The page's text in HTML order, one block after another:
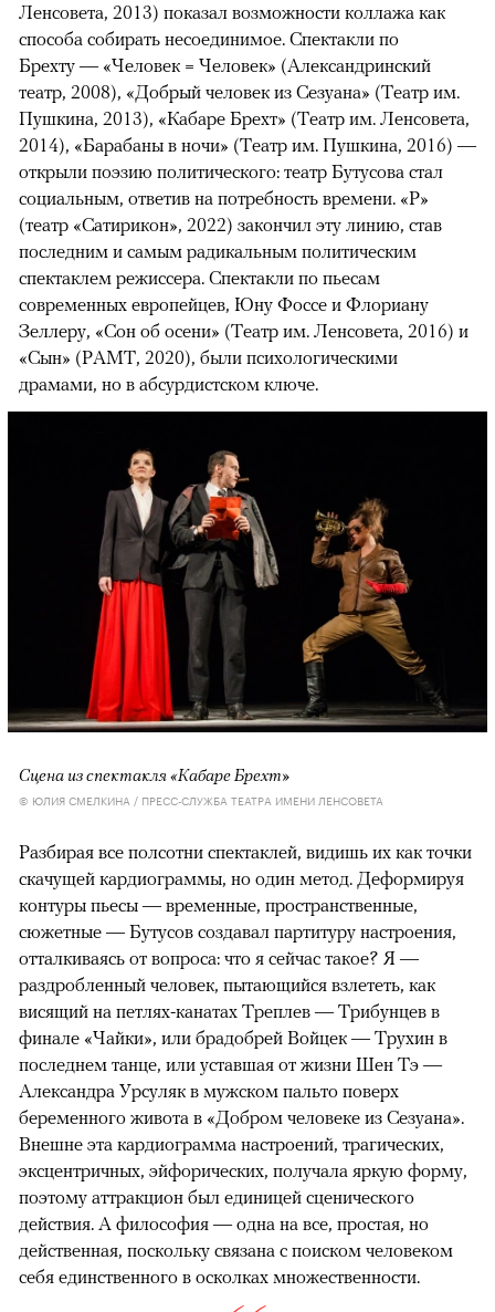
Ленсовета, 2013) показал возможности коллажа как
способа собирать несоединимое. Спектакли по
Брехту — «Человек = Человек» (Александринский
театр, 2008), «Добрый человек из Сезуана» (Театр им.
Пушкина, 2013), «Кабаре Брехт» (Театр им. Ленсовета,
2014), «Барабаны в ночи» (Театр им. Пушкина, 2016) —
открыли поэзию политического: театр Бутусова стал
социальным, ответив на потребность времени. «Р»
(театр «Сатирикон», 2022) закончил эту линию, став
последним и самым радикальным политическим
спектаклем режиссера. Спектакли по пьесам
современных европейцев, Юну Фоссе и Флориану
Зеллеру, «Сон об осени» (Театр им. Ленсовета, 2016) и
«Сын» (РАМТ, 2020), были психологическими
драмами, но в абсурдистском ключе.
Сцена из спектакля «Кабаре Брехт»
© ЮЛИЯ СМЕЛКИНА / ПРЕСС-СЛУЖБА ТЕАТРА ИМЕНИ ЛЕНСОВЕТА
Разбирая все полсотни спектаклей, видишь их как точки
скачущей кардиограммы, но один метод. Деформируя
контуры пьесы — временные, пространственные,
сюжетные — Бутусов создавал партитуру настроения,
отталкиваясь от вопроса: что я сейчас такое? Я —
раздробленный человек, пытающийся взлететь, как
висящий на петлях-канатах Треплев — Трибунцев в
финале «Чайки», или брадобрей Войцек — Трухин в
последнем танце, или уставшая от жизни Шен Тэ —
Александра Урсуляк в мужском пальто поверх
беременного живота в «Добром человеке из Сезуана».
Внешне эта кардиограмма настроений, трагических,
эксцентричных, эйфорических, получала яркую форму,
поэтому аттракцион был единицей сценического
действия. А философия — одна на все, простая, но
действенная, поскольку связана с поиском человеком
себя единственного в осколках множественности.